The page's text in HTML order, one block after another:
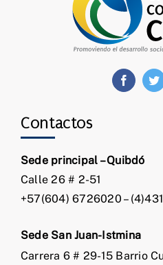
Contactos
Sede principal – Quibdó
Calle 26 # 2-51
+57(604) 6726020 –
Sede San Juan-Istmina
Carrera 6 # 29-15 Barrio